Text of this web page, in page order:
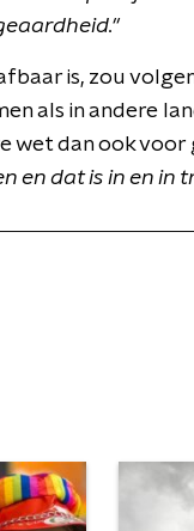
is, zou
als in andere
wet dan ook
en dat is in en in